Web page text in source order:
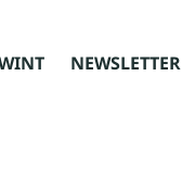
NEWSLETTER